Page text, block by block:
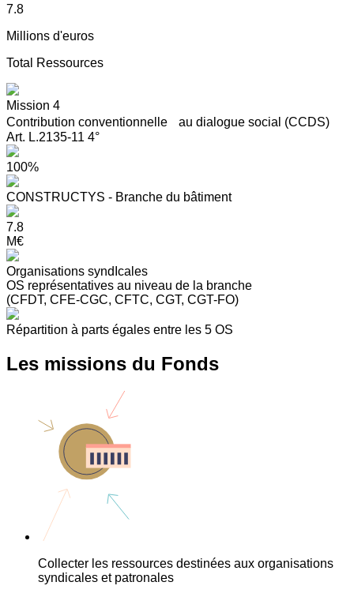
7.8
Millions d'euros
Total Ressources
Mission 4
Contribution conventionnelle au dialogue social (CCDS)
Art. L.2135-11 4°
100%
CONSTRUCTYS - Branche du bâtiment
7.8
M€
Organisations syndIcales
OS représentatives au niveau de la branche
(CFDT, CFE-CGC, CFTC, CGT, CGT-FO)
Répartition à parts égales entre les 5 OS
Les missions du Fonds
Collecter les ressources destinées aux organisations
syndicales et patronales